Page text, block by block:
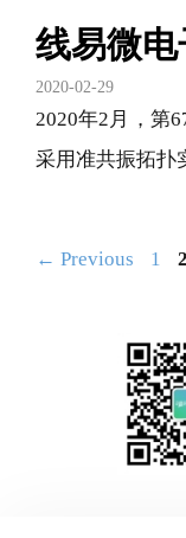
线易微
2020-02-29
2020年2月，第
采用准共振拓扑
← Previous Page
1 2